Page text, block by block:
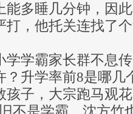
能多睡几分钟，因
打，他托关连找了
学学霸家长群不息
？升学率前8是哪几
孩子，大宗跑马观